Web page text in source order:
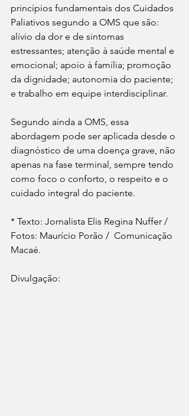
princípios fundamentais dos Cuidados
Paliativos segundo a OMS que são:
alívio da dor e de sintomas
estressantes; atenção à saúde mental e
emocional; apoio à família; promoção
da dignidade; autonomia do paciente;
e trabalho em equipe interdisciplinar.
Segundo ainda a OMS, essa
abordagem pode ser aplicada desde o
diagnóstico de uma doença grave, não
apenas na fase terminal, sempre tendo
como foco o conforto, o respeito e o
cuidado integral do paciente.
* Texto: Jornalista Elis Regina Nuffer /
Fotos: Maurício Porão /  Comunicação
Macaé.
Divulgação: